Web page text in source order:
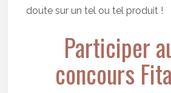
doute sur un tel ou tel produit !
Participer
concours